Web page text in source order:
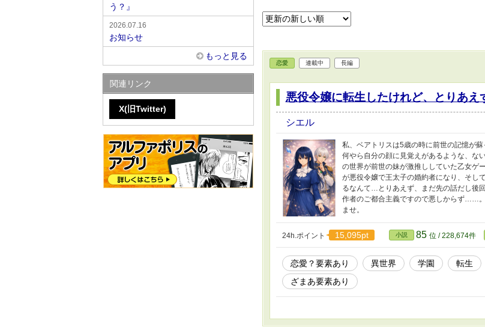
恋愛 連載中 長編
悪役令嬢に転生したけれど、とりあえ
シエル
私、ベアトリスは5歳の時に前世の記憶が
何やら自分の顔に見覚えがあるような、な
の世界が前世の妹が激推ししていた乙女ゲ
が悪役令嬢で王太子の婚約者になり、そ
るなんて…とりあえず、まだ先の話だし後
作者のご都合主義ですので悪しからず……
ませ。
24h.ポイント 15,095pt 小説 85 位 / 228,674件
恋愛？要素あり 異世界 学園 転生
ざまあ要素あり
う？』
2026.07.16
お知らせ
もっと見る
関連リンク
X(旧Twitter)